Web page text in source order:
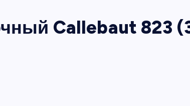
Callebaut 823